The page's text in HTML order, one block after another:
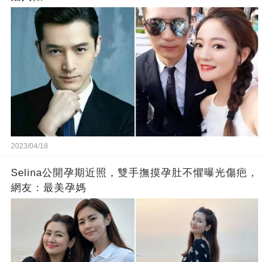
2023/04/18
Selina公開孕期近照，雙手撫摸孕肚不懼曝光傷疤，
網友：最美孕媽